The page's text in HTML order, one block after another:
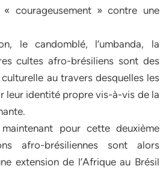
courageusement » contre une
le candomblé, l’umbanda, la
cultes afro-brésiliens sont des
au travers desquelles les
leur identité propre vis-à-vis de la
pour cette deuxième
afro-brésiliennes sont alors
extension de l’Afrique au Brésil